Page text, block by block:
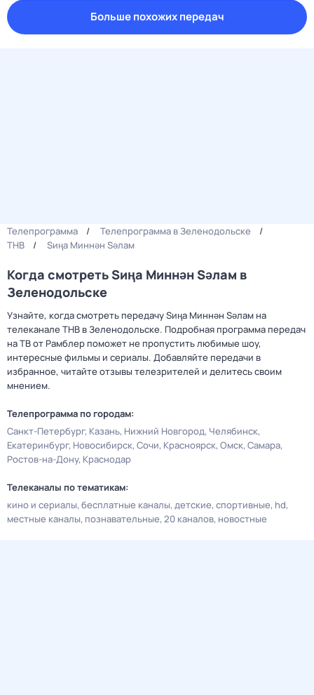
Больше похожих передач
Телепрограмма
Телепрограмма в Зеленодольске
ТНВ
Sиңа Mиннән Sәлам
Когда смотреть Sиңа Mиннән Sәлам в
Зеленодольске
Узнайте, когда смотреть передачу Sиңа Mиннән Sәлам на
телеканале ТНВ в Зеленодольске. Подробная программа передач
на ТВ от Рамблер поможет не пропустить любимые шоу,
интересные фильмы и сериалы. Добавляйте передачи в
избранное, читайте отзывы телезрителей и делитесь своим
мнением.
Телепрограмма по городам:
Санкт-Петербург Казань Нижний Новгород Челябинск
Екатеринбург Новосибирск Сочи Красноярск Омск Самара
Ростов-на-Дону Краснодар
Телеканалы по тематикам:
кино и сериалы бесплатные каналы детские спортивные hd
местные каналы познавательные 20 каналов новостные